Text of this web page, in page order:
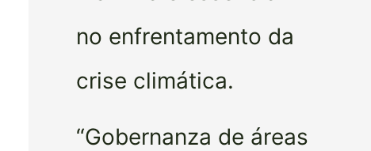
no enfrentamento da
crise climática.
“Gobernanza de áreas